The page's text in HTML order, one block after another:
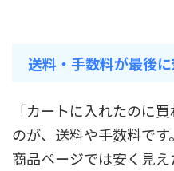
送料・手数料が最後に
「カートに入れたのに
のが、送料や手数料です。
商品ページでは安く見